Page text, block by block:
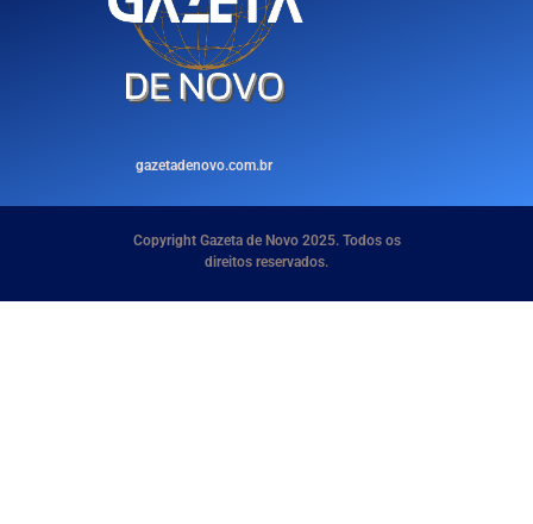
gazetadenovo.com.br
Copyright Gazeta de Novo 2025. Todos os
direitos reservados.